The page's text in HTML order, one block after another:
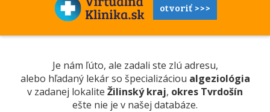
otvoriť >>>
Je nám ľúto, ale zadali ste zlú adresu,
alebo hľadaný lekár so špecializáciou algeziológia
v zadanej lokalite Žilinský kraj, okres Tvrdošín
ešte nie je v našej databáze.